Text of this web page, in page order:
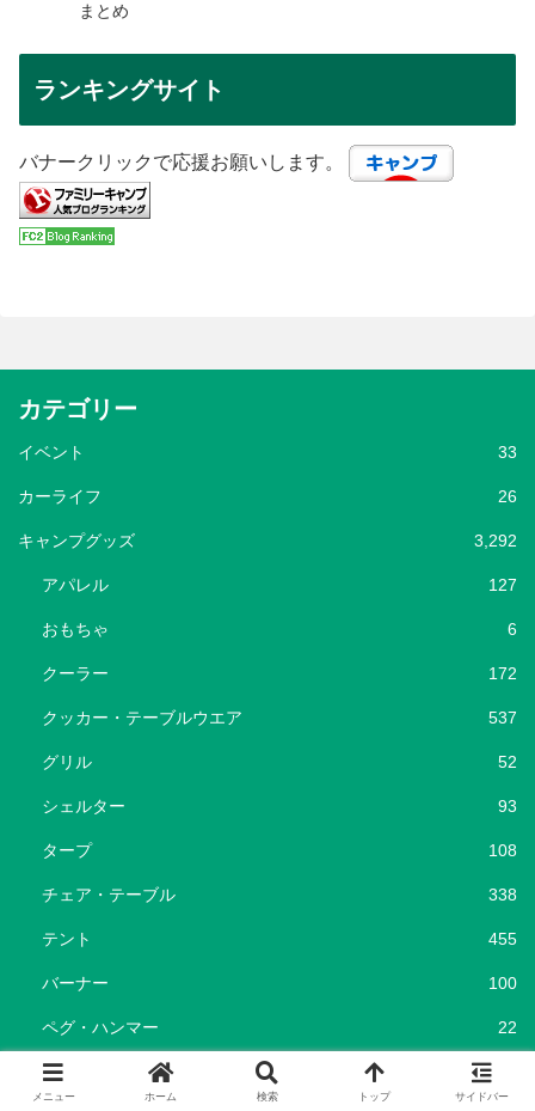
まとめ
ランキングサイト
バナークリックで応援お願いします。
カテゴリー
イベント 33
カーライフ 26
キャンプグッズ 3,292
アパレル 127
おもちゃ 6
クーラー 172
クッカー・テーブルウエア 537
グリル 52
シェルター 93
タープ 108
チェア・テーブル 338
テント 455
バーナー 100
ペグ・ハンマー 22
ポータブル電源
メニュー ホーム 検索 トップ サイドバー